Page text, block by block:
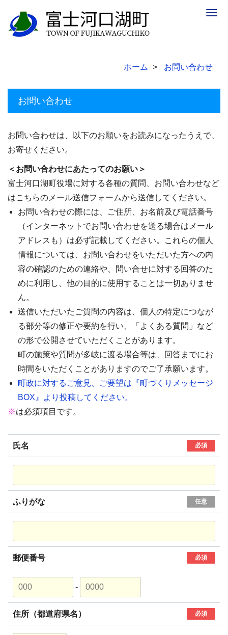
ホーム お問い合わせ
お問い合わせ
お問い合わせは、以下のお願いをお読みになったうえで、
お寄せください。
＜お問い合わせにあたってのお願い＞
富士河口湖町役場に対する各種の質問、お問い合わせなど
はこちらのメール送信フォームから送信してください。
お問い合わせの際には、ご住所、お名前及び電話番号
（インターネットでお問い合わせを送る場合はメール
アドレスも）は必ず記載してください。これらの個人
情報については、お問い合わせをいただいた方への内
容の確認のための連絡や、問い合せに対する回答のた
めに利用し、他の目的に使用することは一切ありませ
ん。
送信いただいたご質問の内容は、個人の特定につなが
る部分等の修正や要約を行い、「よくある質問」など
の形で公開させていただくことがあります。
町の施策や質問が多岐に渡る場合等は、回答までにお
時間をいただくことがありますのでご了承願います。
町政に対するご意見、ご要望は『町づくりメッセージ
BOX』より投稿してください。
※は必須項目です。
氏名 必須
ふりがな 任意
郵便番号 必須
-
住所（都道府県名） 必須